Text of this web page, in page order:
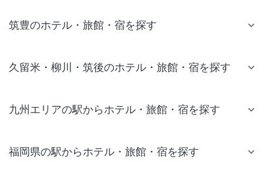
筑豊のホテル・旅館・宿を探す
久留米・柳川・筑後のホテル・旅館・宿を探す
九州エリアの駅からホテル・旅館・宿を探す
福岡県の駅からホテル・旅館・宿を探す